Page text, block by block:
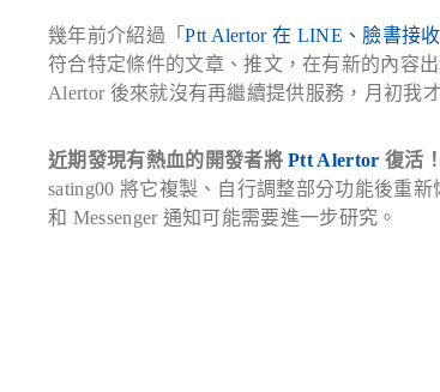
幾年前介紹過「Ptt Alertor 在 LINE、臉書接
符合特定條件的文章、推文，在有新的內容
Alertor 後來就沒有再繼續提供服務，月初我
近期發現有熱血的開發者將Ptt Alertor 復活！
sating00 將它複製、自行調整部分功能後重
和 Messenger 通知可能需要進一步研究。